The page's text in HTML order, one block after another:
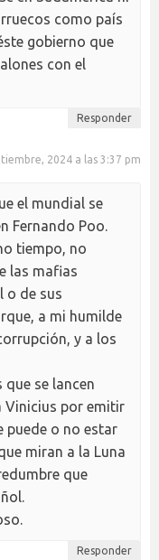
como país
gobierno que
con el
Responder
2024 a las 3:37 pm
el mundial se
Fernando Poo.
tiempo, no
las mafias
o de sus
a mi humilde
y a los
que se lancen
Vinicius por emitir
puede o no estar
miran a la Luna
que
Responder